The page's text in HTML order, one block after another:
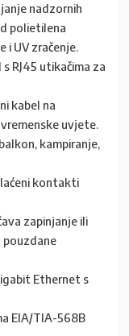
nadzornih
polietilena
i UV zračenje.
RJ45 utikačima za
kabel na
uvjete.
kampiranje,
kontakti
zapinjanje ili
pouzdane
Ethernet s
EIA/TIA-568B